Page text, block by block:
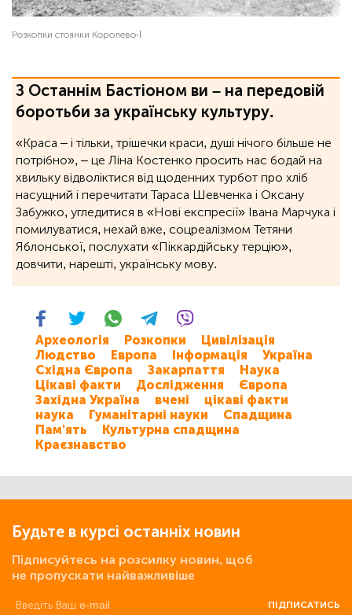
Розкопки стоянки Королево-I
З Останнім Бастіоном ви – на передовій
боротьби за українську культуру.
«Краса – і тільки, трішечки краси, душі нічого більше не
потрібно», ‒ це Ліна Костенко просить нас бодай на
хвильку відволіктися від щоденних турбот про хліб
насущний і перечитати Тараса Шевченка і Оксану
Забужко, угледитися в «Нові експресії» Івана Марчука і
помилуватися, нехай вже, соцреалізмом Тетяни
Яблонської, послухати «Піккардійську терцію»,
довчити, нарешті, українську мову.
Археологія Розкопки
Цивілізація
Людство
Европа Інформація
Україна
Східна Європа
Закарпаття
Наука
Цікаві факти
Дослідження
Європа
Західна Україна
вчені
цікаві факти
наука
Гуманітарні науки
Спадщина
Пам'ять
Культурна спадщина
Краєзнавство
Будьте в курсі останніх новин
Підписуйтесь на розсилку новин, щоб
не пропускати найважливіше
ПІДПИСАТИСЬ